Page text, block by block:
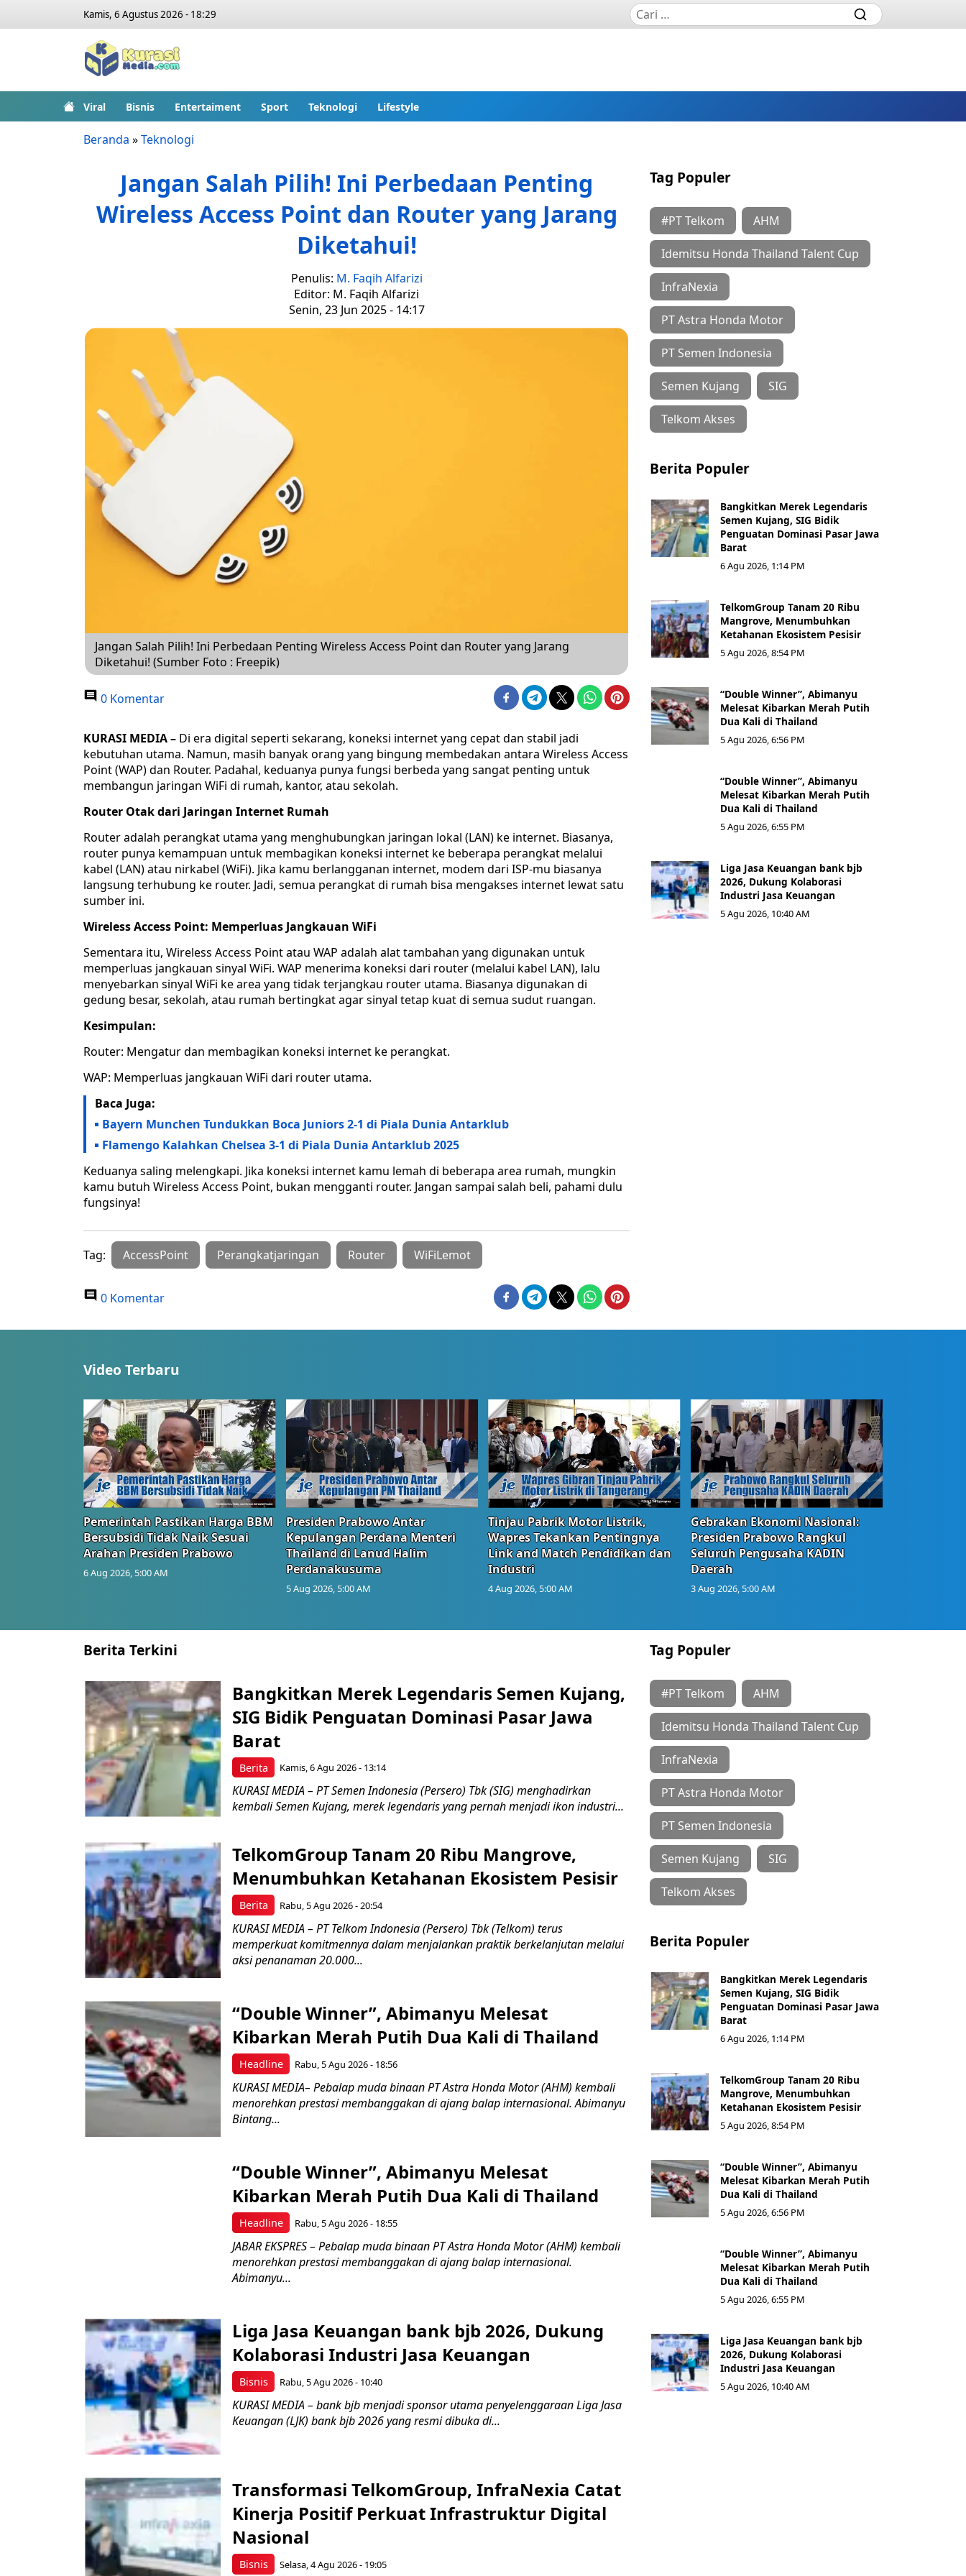
Kamis, 6 Agustus 2026 - 18:29
Viral Bisnis Entertaiment Sport Teknologi Lifestyle
Beranda »Teknologi
Jangan Salah Pilih! Ini Perbedaan Penting
Wireless Access Point dan Router yang Jarang
Diketahui!
Penulis: M. Faqih Alfarizi
Editor: M. Faqih Alfarizi
Senin, 23 Jun 2025 - 14:17
Jangan Salah Pilih! Ini Perbedaan Penting Wireless Access Point dan Router yang Jarang
Diketahui! (Sumber Foto : Freepik)
0 Komentar
KURASI MEDIA – Di era digital seperti sekarang, koneksi internet yang cepat dan stabil jadi
kebutuhan utama. Namun, masih banyak orang yang bingung membedakan antara Wireless Access
Point (WAP) dan Router. Padahal, keduanya punya fungsi berbeda yang sangat penting untuk
membangun jaringan WiFi di rumah, kantor, atau sekolah.
Router Otak dari Jaringan Internet Rumah
Router adalah perangkat utama yang menghubungkan jaringan lokal (LAN) ke internet. Biasanya,
router punya kemampuan untuk membagikan koneksi internet ke beberapa perangkat melalui
kabel (LAN) atau nirkabel (WiFi). Jika kamu berlangganan internet, modem dari ISP-mu biasanya
langsung terhubung ke router. Jadi, semua perangkat di rumah bisa mengakses internet lewat satu
sumber ini.
Wireless Access Point: Memperluas Jangkauan WiFi
Sementara itu, Wireless Access Point atau WAP adalah alat tambahan yang digunakan untuk
memperluas jangkauan sinyal WiFi. WAP menerima koneksi dari router (melalui kabel LAN), lalu
menyebarkan sinyal WiFi ke area yang tidak terjangkau router utama. Biasanya digunakan di
gedung besar, sekolah, atau rumah bertingkat agar sinyal tetap kuat di semua sudut ruangan.
Kesimpulan:
Router: Mengatur dan membagikan koneksi internet ke perangkat.
WAP: Memperluas jangkauan WiFi dari router utama.
Baca Juga:
Bayern Munchen Tundukkan Boca Juniors 2-1 di Piala Dunia Antarklub
Flamengo Kalahkan Chelsea 3-1 di Piala Dunia Antarklub 2025
Keduanya saling melengkapi. Jika koneksi internet kamu lemah di beberapa area rumah, mungkin
kamu butuh Wireless Access Point, bukan mengganti router. Jangan sampai salah beli, pahami dulu
fungsinya!
Tag: AccessPoint Perangkatjaringan Router WiFiLemot
0 Komentar
Tag Populer
#PT Telkom AHM
Idemitsu Honda Thailand Talent Cup
InfraNexia
PT Astra Honda Motor
PT Semen Indonesia
Semen Kujang SIG
Telkom Akses
Berita Populer
Bangkitkan Merek Legendaris
Semen Kujang, SIG Bidik
Penguatan Dominasi Pasar Jawa
Barat
6 Agu 2026, 1:14 PM
TelkomGroup Tanam 20 Ribu
Mangrove, Menumbuhkan
Ketahanan Ekosistem Pesisir
5 Agu 2026, 8:54 PM
“Double Winner”, Abimanyu
Melesat Kibarkan Merah Putih
Dua Kali di Thailand
5 Agu 2026, 6:56 PM
“Double Winner”, Abimanyu
Melesat Kibarkan Merah Putih
Dua Kali di Thailand
5 Agu 2026, 6:55 PM
Liga Jasa Keuangan bank bjb
2026, Dukung Kolaborasi
Industri Jasa Keuangan
5 Agu 2026, 10:40 AM
Video Terbaru
Pemerintah Pastikan Harga BBM
Bersubsidi Tidak Naik Sesuai
Arahan Presiden Prabowo
6 Aug 2026, 5:00 AM
Presiden Prabowo Antar
Kepulangan Perdana Menteri
Thailand di Lanud Halim
Perdanakusuma
5 Aug 2026, 5:00 AM
Tinjau Pabrik Motor Listrik,
Wapres Tekankan Pentingnya
Link and Match Pendidikan dan
Industri
4 Aug 2026, 5:00 AM
Gebrakan Ekonomi Nasional:
Presiden Prabowo Rangkul
Seluruh Pengusaha KADIN
Daerah
3 Aug 2026, 5:00 AM
Berita Terkini
Berita
Bangkitkan Merek Legendaris Semen Kujang,
SIG Bidik Penguatan Dominasi Pasar Jawa
Barat
Kamis, 6 Agu 2026 - 13:14
KURASI MEDIA – PT Semen Indonesia (Persero) Tbk (SIG) menghadirkan
kembali Semen Kujang, merek legendaris yang pernah menjadi ikon industri...
Berita
TelkomGroup Tanam 20 Ribu Mangrove,
Menumbuhkan Ketahanan Ekosistem Pesisir
Rabu, 5 Agu 2026 - 20:54
KURASI MEDIA – PT Telkom Indonesia (Persero) Tbk (Telkom) terus
memperkuat komitmennya dalam menjalankan praktik berkelanjutan melalui
aksi penanaman 20.000...
Headline
“Double Winner”, Abimanyu Melesat
Kibarkan Merah Putih Dua Kali di Thailand
Rabu, 5 Agu 2026 - 18:56
KURASI MEDIA– Pebalap muda binaan PT Astra Honda Motor (AHM) kembali
menorehkan prestasi membanggakan di ajang balap internasional. Abimanyu
Bintang...
Headline
“Double Winner”, Abimanyu Melesat
Kibarkan Merah Putih Dua Kali di Thailand
Rabu, 5 Agu 2026 - 18:55
JABAR EKSPRES – Pebalap muda binaan PT Astra Honda Motor (AHM) kembali
menorehkan prestasi membanggakan di ajang balap internasional.
Abimanyu...
Bisnis
Liga Jasa Keuangan bank bjb 2026, Dukung
Kolaborasi Industri Jasa Keuangan
Rabu, 5 Agu 2026 - 10:40
KURASI MEDIA – bank bjb menjadi sponsor utama penyelenggaraan Liga Jasa
Keuangan (LJK) bank bjb 2026 yang resmi dibuka di...
Bisnis
Transformasi TelkomGroup, InfraNexia Catat
Kinerja Positif Perkuat Infrastruktur Digital
Nasional
Selasa, 4 Agu 2026 - 19:05
Tag Populer
#PT Telkom AHM
Idemitsu Honda Thailand Talent Cup
InfraNexia
PT Astra Honda Motor
PT Semen Indonesia
Semen Kujang SIG
Telkom Akses
Berita Populer
Bangkitkan Merek Legendaris
Semen Kujang, SIG Bidik
Penguatan Dominasi Pasar Jawa
Barat
6 Agu 2026, 1:14 PM
TelkomGroup Tanam 20 Ribu
Mangrove, Menumbuhkan
Ketahanan Ekosistem Pesisir
5 Agu 2026, 8:54 PM
“Double Winner”, Abimanyu
Melesat Kibarkan Merah Putih
Dua Kali di Thailand
5 Agu 2026, 6:56 PM
“Double Winner”, Abimanyu
Melesat Kibarkan Merah Putih
Dua Kali di Thailand
5 Agu 2026, 6:55 PM
Liga Jasa Keuangan bank bjb
2026, Dukung Kolaborasi
Industri Jasa Keuangan
5 Agu 2026, 10:40 AM